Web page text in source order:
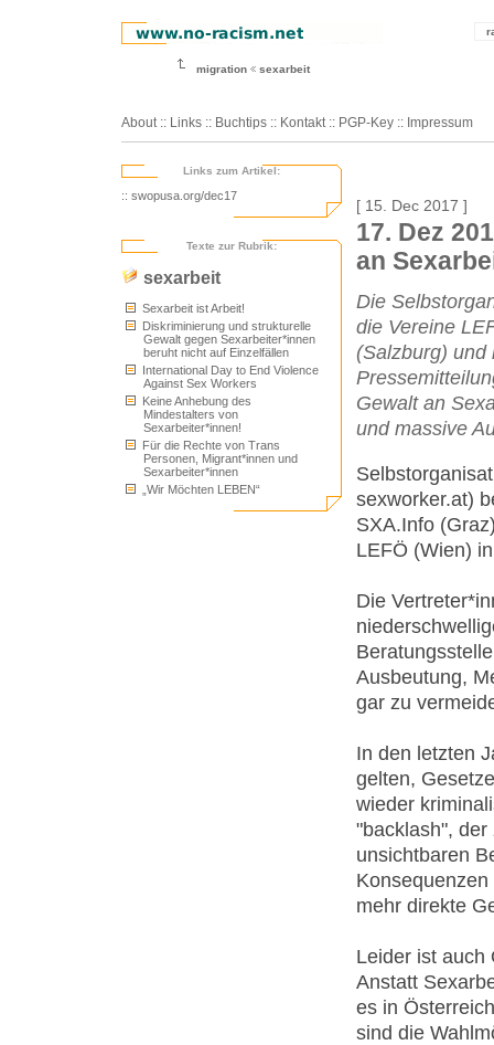
migration sexarbeit
About :: Links :: Buchtips :: Kontakt :: PGP-Key :: Impressum
Links zum Artikel:
:: swopusa.org/dec17
Texte zur Rubrik:
sexarbeit
Sexarbeit ist Arbeit!
Diskriminierung und strukturelle
Gewalt gegen Sexarbeiter*innen
beruht nicht auf Einzelfällen
International Day to End Violence
Against Sex Workers
Keine Anhebung des
Mindestalters von
Sexarbeiter*innen!
Für die Rechte von Trans
Personen, Migrant*innen und
Sexarbeiter*innen
„Wir Möchten LEBEN“
[ 15. Dec 2017 ]
17. Dez
an
Die
die Vereine
(Salzburg) und
Gewalt an
und massive
sexworker.at)
SXA.Info
LEFÖ (Wien)
Die
Ausbeutung,
gar zu
In den letzten
gelten,
wieder
"backlash",
unsichtbaren
mehr direkte
Leider ist auch
Anstatt
es in
sind die